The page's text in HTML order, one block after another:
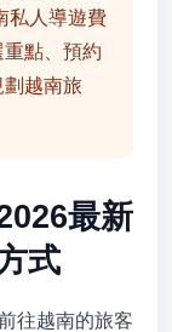
私人導遊費
點、預約
越南旅
最新
式
往越南的旅客